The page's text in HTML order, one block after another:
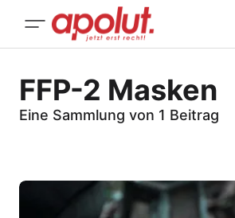
FFP-2 Masken
Eine Sammlung von 1 Beitrag